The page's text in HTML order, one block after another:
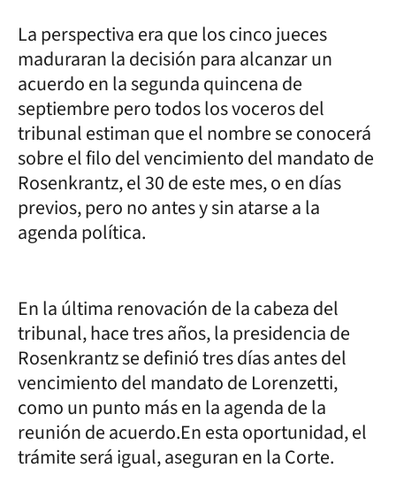
La perspectiva era que los cinco jueces
maduraran la decisión para alcanzar un
acuerdo en la segunda quincena de
septiembre pero todos los voceros del
tribunal estiman que el nombre se conocerá
sobre el filo del vencimiento del mandato de
Rosenkrantz, el 30 de este mes, o en días
previos, pero no antes y sin atarse a la
agenda política.
En la última renovación de la cabeza del
tribunal, hace tres años, la presidencia de
Rosenkrantz se definió tres días antes del
vencimiento del mandato de Lorenzetti,
como un punto más en la agenda de la
reunión de acuerdo.En esta oportunidad, el
trámite será igual, aseguran en la Corte.